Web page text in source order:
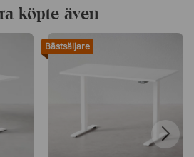
köpte även
Bästsäljare